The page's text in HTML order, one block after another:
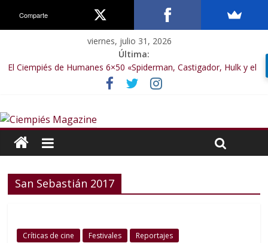
viernes, julio 31, 2026
Última:
El Ciempiés de Humanes 6×50 «Spiderman, Castigador, Hulk y el
final de la sexta temporada»
El Ciempiés de Humanes 6×49 «Kiritaaaaa»
El Ciempiés de Humanes 6×47 «De nada por nada»
El Ciempiés de Humanes 6×46 «Ciudadano Minion»
San Sebastián 2017
Críticas de cine Festivales Reportajes
Comparte